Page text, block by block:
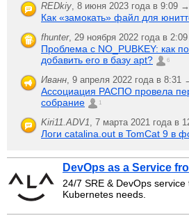
REDkiy, 8 июня 2023 года в 9:09 →
Как «замокать» файл для
fhunter, 29 ноября 2022 года в
Проблема с NO_PUBKEY: как
добавить его в базу apt?
6
Иванн, 9 апреля 2022 года в 8:31
Ассоциация РАСПО провела
собрание
1
Kiri11.ADV1, 7 марта 2021 года в
Логи catalina.out в TomCat 9 в
DevOps as a Service
24/7 SRE & DevOps
Kubernetes needs.